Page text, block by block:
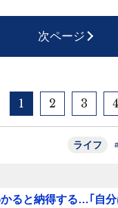
次ページ
1 2 3 4
ライフ
ると納得する…｢自